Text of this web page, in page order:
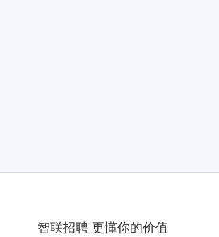
智联招聘 更懂你的价值